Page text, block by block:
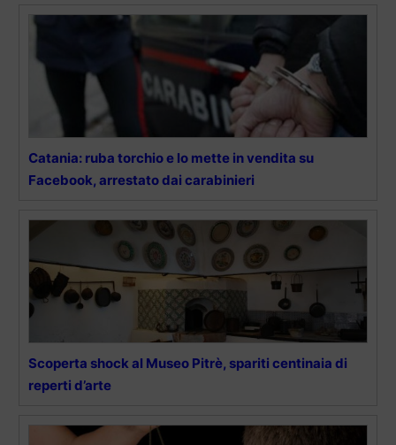
Catania: ruba torchio e lo mette in vendita su
Facebook, arrestato dai carabinieri
Scoperta shock al Museo Pitrè, spariti centinaia di
reperti d’arte